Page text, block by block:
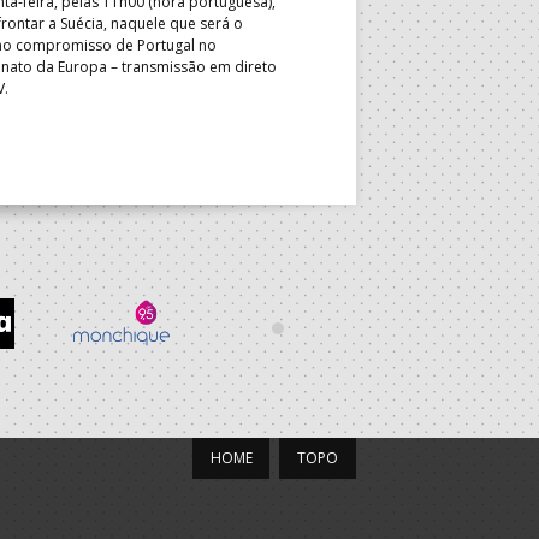
a Suécia, naquele que será o
compromisso de Portugal no
da Europa – transmissão em direto
Depois do primeiro lugar na
President’s Cup, Portugal
Brasil, esta quinta-feira, no
Jogos de Apuramento entre o
Campeonato do Mundo sub-
TOPO
HOME